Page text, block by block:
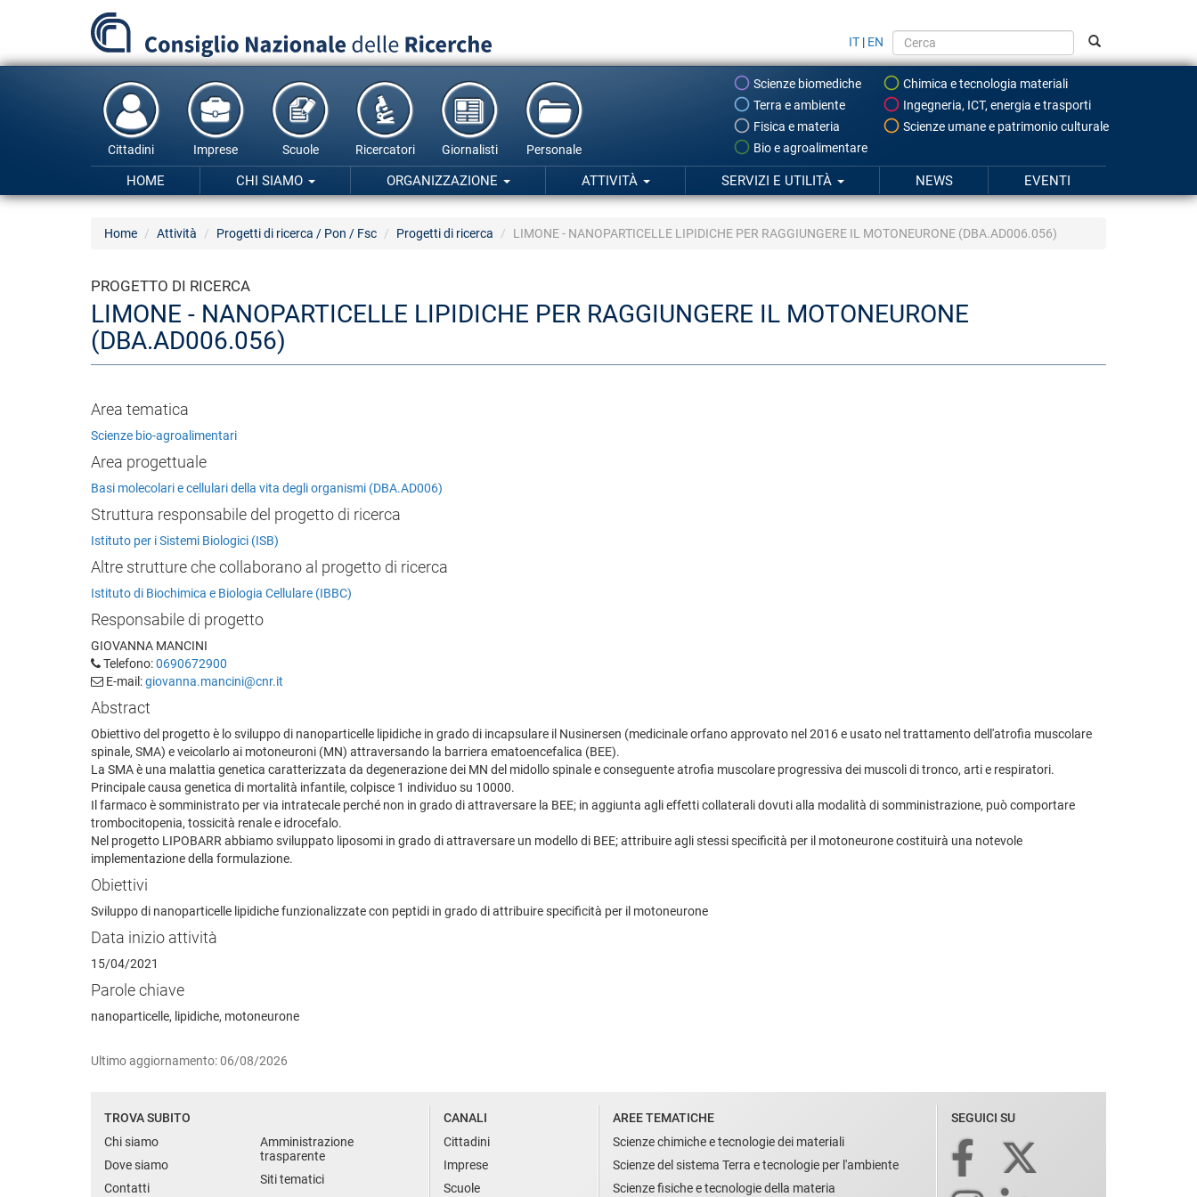
principale
IT | EN
Scienze biomediche
Chimica e tecnologia materiali
Terra e ambiente
Ingegneria, ICT, energia e trasporti
Fisica e materia
Scienze umane e patrimonio culturale
Bio e agroalimentare
Cittadini Imprese Scuole Ricercatori Giornalisti Personale
HOME CHI SIAMO ORGANIZZAZIONE ATTIVITÀ SERVIZI E UTILITÀ NEWS EVENTI
Home Attività Progetti di ricerca / Pon / Fsc Progetti di ricerca LIMONE - NANOPARTICELLE LIPIDICHE PER RAGGIUNGERE IL MOTONEURONE (DBA.AD006.056)
PROGETTO DI RICERCA
LIMONE - NANOPARTICELLE LIPIDICHE PER RAGGIUNGERE IL MOTONEURONE
(DBA.AD006.056)
Area tematica
Scienze bio-agroalimentari
Area progettuale
Basi molecolari e cellulari della vita degli organismi (DBA.AD006)
Struttura responsabile del progetto di ricerca
Istituto per i Sistemi Biologici (ISB)
Altre strutture che collaborano al progetto di ricerca
Istituto di Biochimica e Biologia Cellulare (IBBC)
Responsabile di progetto
GIOVANNA MANCINI
Telefono:0690672900
E-mail:giovanna.mancini@cnr.it
Abstract
Obiettivo del progetto è lo sviluppo di nanoparticelle lipidiche in grado di incapsulare il Nusinersen (medicinale orfano approvato nel 2016 e usato nel trattamento dell'atrofia muscolare
spinale, SMA) e veicolarlo ai motoneuroni (MN) attraversando la barriera ematoencefalica (BEE).
La SMA è una malattia genetica caratterizzata da degenerazione dei MN del midollo spinale e conseguente atrofia muscolare progressiva dei muscoli di tronco, arti e respiratori.
Principale causa genetica di mortalità infantile, colpisce 1 individuo su 10000.
Il farmaco è somministrato per via intratecale perché non in grado di attraversare la BEE; in aggiunta agli effetti collaterali dovuti alla modalità di somministrazione, può comportare
trombocitopenia, tossicità renale e idrocefalo.
Nel progetto LIPOBARR abbiamo sviluppato liposomi in grado di attraversare un modello di BEE; attribuire agli stessi specificità per il motoneurone costituirà una notevole
implementazione della formulazione.
Obiettivi
Sviluppo di nanoparticelle lipidiche funzionalizzate con peptidi in grado di attribuire specificità per il motoneurone
Data inizio attività
15/04/2021
Parole chiave
nanoparticelle, lipidiche, motoneurone
Ultimo aggiornamento: 06/08/2026
TROVA SUBITO
Chi siamo
Dove siamo
Contatti
Amministrazione
trasparente
Siti tematici
CANALI
Cittadini
Imprese
Scuole
AREE TEMATICHE
Scienze chimiche e tecnologie dei materiali
Scienze del sistema Terra e tecnologie per l'ambiente
Scienze fisiche e tecnologie della materia
SEGUICI SU